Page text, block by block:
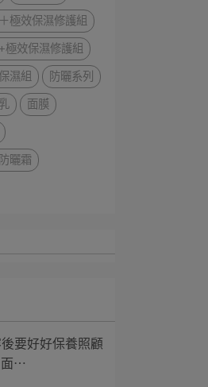
極效保濕修護組
極效保濕修護組
濕組
防曬系列
面膜
曬霜
要好好保養照顧
面⋯